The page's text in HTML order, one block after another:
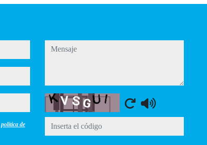
política de
mensaje
Captcha